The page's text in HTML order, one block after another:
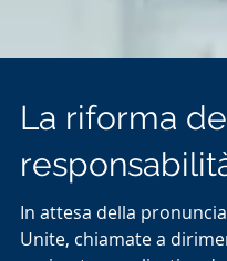
La riforma
In attesa della